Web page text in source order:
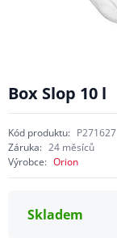
Box Slop 10 l
Kód produktu: P271627
Záruka: 24 měsíců
Výrobce: Orion
Skladem